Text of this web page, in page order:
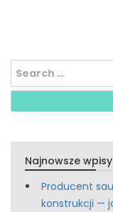
Search
for:
Najnowsze wpisy
Producent
konstrukcji —